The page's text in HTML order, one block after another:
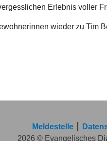
Erlebnis voller
wieder zu Tim
Meldestelle
2026 © Evangelisches